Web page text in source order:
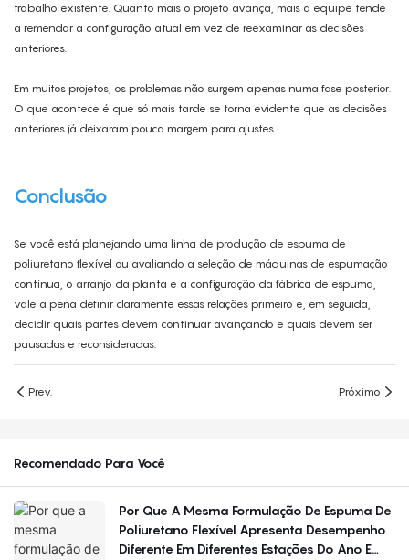
trabalho existente. Quanto mais o projeto avança, mais a equipe tende
a remendar a configuração atual em vez de reexaminar as decisões
anteriores.
Em muitos projetos, os problemas não surgem apenas numa fase posterior.
O que acontece é que só mais tarde se torna evidente que as decisões
anteriores já deixaram pouca margem para ajustes.
Conclusão
Se você está planejando uma linha de produção de espuma de
poliuretano flexível ou avaliando a seleção de máquinas de espumação
contínua, o arranjo da planta e a configuração da fábrica de espuma,
vale a pena definir claramente essas relações primeiro e, em seguida,
decidir quais partes devem continuar avançando e quais devem ser
pausadas e reconsideradas.
Prev. Próximo
Recomendado Para Você
Por Que A Mesma Formulação De Espuma De
Poliuretano Flexível Apresenta Desempenho
Diferente Em Diferentes Estações Do Ano E